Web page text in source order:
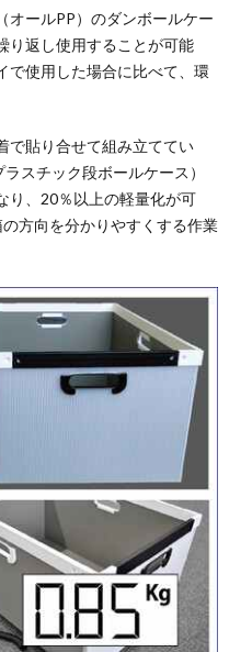
オールPP）のダンボールケー
り返し使用することが可能
で使用した場合に比べて、環
で貼り合せて組み立ててい
スチック段ボールケース）
り、20％以上の軽量化が可
方向を分かりやすくする作業